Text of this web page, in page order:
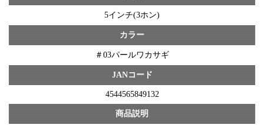
5インチ(3ホン)
カラー
＃03パールワカサギ
JANコード
4544565849132
商品説明